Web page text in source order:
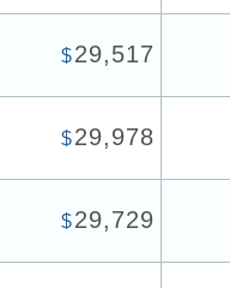
$29,517
$29,978
$29,729